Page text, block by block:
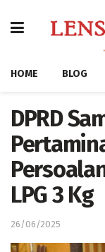
HOME BLOG
DPRD
LPG 3 Kg
26/06/2025